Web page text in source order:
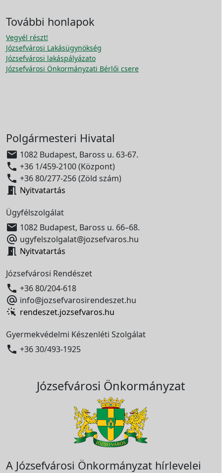
További honlapok
Vegyél részt!
Józsefvárosi Lakásügynökség
Józsefvárosi lakáspályázato
Józsefvárosi Önkormányzati Bérlői csere
Polgármesteri Hivatal
 1082 Budapest, Baross u. 63-67.
 +36 1/459-2100 (Központ)
 +36 80/277-256 (Zöld szám)
 Nyitvatartás
Ügyfélszolgálat
 1082 Budapest, Baross u. 66–68.
 ugyfelszolgalat@jozsefvaros.hu
 Nyitvatartás
Józsefvárosi Rendészet
 +36 80/204-618
 info@jozsefvarosirendeszet.hu
rendeszet.jozsefvaros.hu
Gyermekvédelmi Készenléti Szolgálat
 +36 30/493-1925
Józsefvárosi Önkormányzat
A Józsefvárosi Önkormányzat hírlevelei